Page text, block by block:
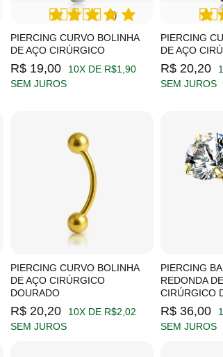
PIERCING CURVO BOLINHA
DE AÇO CIRÚRGICO
(4)
R$ 19,00
10X DE R$1,90
SEM JUROS
PIERCING
DE AÇO
R$ 20,20
SEM JUROS
PIERCING CURVO BOLINHA
DE AÇO CIRÚRGICO
DOURADO
R$ 20,20
10X DE R$2,02
SEM JUROS
PIERCING
REDONDA
CIRÚRGICO
R$ 36,00
SEM JUROS